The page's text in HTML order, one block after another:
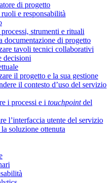
di progetto
e responsabilità
strumenti e rituali
documentazione di progetto
tavoli tecnici collaborativi
decisioni
il progetto e la sua gestione
il contesto d’uso del servizio
i processi e i touchpointdel
l’interfaccia utente del servizio
soluzione ottenuta